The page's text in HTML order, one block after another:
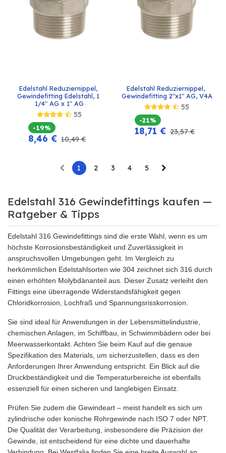
Edelstahl Reduziernippel,
Gewindefitting Edelstahl, 1
1/4" AG x 1" AG
55
-19%
8,46 € 10,49€
Edelstahl Reduziernippel,
Gewindefitting 2"x1" AG, V4A
55
-21%
18,71 € 23,57€
1 2 3 4 5
Edelstahl 316 Gewindefittings kaufen —
Ratgeber & Tipps
Edelstahl 316 Gewindefittings sind die erste Wahl, wenn es um
höchste Korrosionsbeständigkeit und Zuverlässigkeit in
anspruchsvollen Umgebungen geht. Im Vergleich zu
herkömmlichen Edelstahlsorten wie 304 zeichnet sich 316 durch
einen erhöhten Molybdänanteil aus. Dieser Zusatz verleiht den
Fittings eine überragende Widerstandsfähigkeit gegen
Chloridkorrosion, Lochfraß und Spannungsrisskorrosion.
Sie sind ideal für Anwendungen in der Lebensmittelindustrie,
chemischen Anlagen, im Schiffbau, in Schwimmbädern oder bei
Meerwasserkontakt. Achten Sie beim Kauf auf die genaue
Spezifikation des Materials, um sicherzustellen, dass es den
Anforderungen Ihrer Anwendung entspricht. Ein Blick auf die
Druckbeständigkeit und die Temperaturbereiche ist ebenfalls
essenziell für einen sicheren und langlebigen Einsatz.
Prüfen Sie zudem die Gewindeart – meist handelt es sich um
zylindrische oder konische Rohrgewinde nach ISO 7 oder NPT.
Die Qualität der Verarbeitung, insbesondere die Präzision der
Gewinde, ist entscheidend für eine dichte und dauerhafte